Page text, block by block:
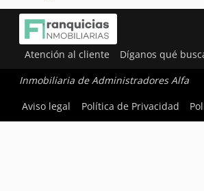
Atención al cliente Díganos qué
Inmobiliaria de Administradores Alfa
Aviso legal
Política de Privacidad